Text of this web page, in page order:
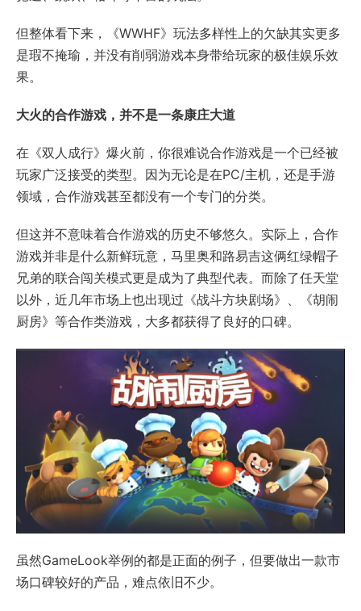
但整体看下来，《WWHF》玩法多样性上的欠缺其实更多
是瑕不掩瑜，并没有削弱游戏本身带给玩家的极佳娱乐效
果。
大火的合作游戏，并不是一条康庄大道
在《双人成行》爆火前，你很难说合作游戏是一个已经被
玩家广泛接受的类型。因为无论是在PC/主机，还是手游
领域，合作游戏甚至都没有一个专门的分类。
但这并不意味着合作游戏的历史不够悠久。实际上，合作
游戏并非是什么新鲜玩意，马里奥和路易吉这俩红绿帽子
兄弟的联合闯关模式更是成为了典型代表。而除了任天堂
以外，近几年市场上也出现过《战斗方块剧场》、《胡闹
厨房》等合作类游戏，大多都获得了良好的口碑。
虽然GameLook举例的都是正面的例子，但要做出一款市
场口碑较好的产品，难点依旧不少。